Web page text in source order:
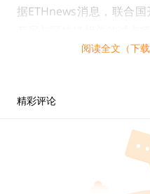
据ETHnews消息，联合
套为太阳能电池安装提供
费者那里收取租金。试点
示，该系统为无法负担购
提供利用太阳能的方式。
开展业务,将授予
阅读全文（下
精彩评论